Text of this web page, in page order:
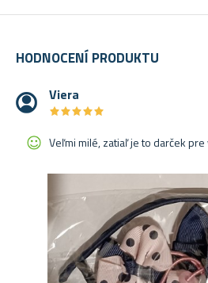
HODNOCENÍ PRODUKTU
Viera
★★★★★
★★★★★
Veľmi milé, zatiaľ je to darček pre